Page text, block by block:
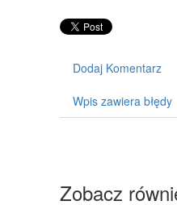
MATERIAŁY
INNE
ZAJĘCIA
Dodaj Komentarz
Wpis zawiera błędy
Zobacz